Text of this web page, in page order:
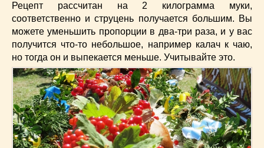
Рецепт рассчитан на 2 килограмма муки,
соответственно и струцень получается большим. Вы
можете уменьшить пропорции в два-три раза, и у вас
получится что-то небольшое, например калач к чаю,
но тогда он и выпекается меньше. Учитывайте это.